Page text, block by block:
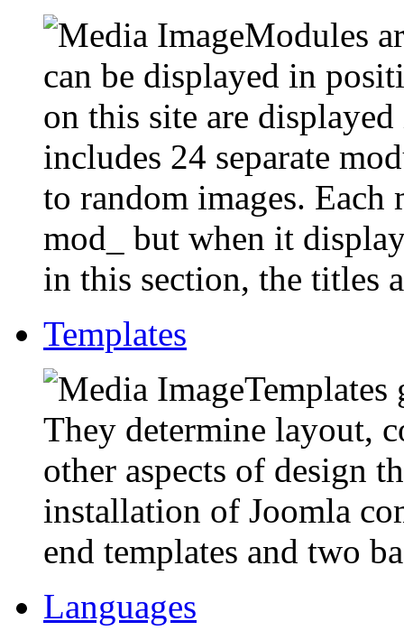
Modules
can be displayed in
on this site are
includes 24 separate
to random images. Each
mod_ but when it
in this section, the titles
Templates
They determine layout,
other aspects of design
installation of Joomla
end templates and two
Languages